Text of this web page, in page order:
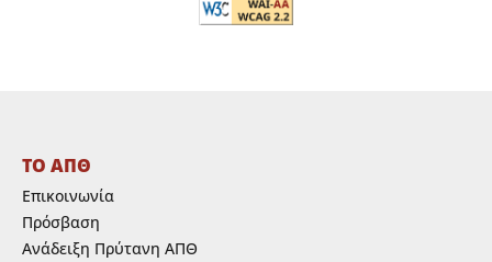
ΤΟ ΑΠΘ
Επικοινωνία
Πρόσβαση
Ανάδειξη Πρύτανη ΑΠΘ